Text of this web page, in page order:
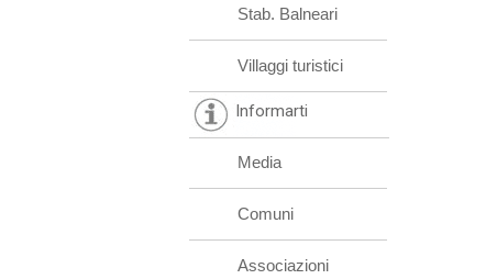
Stab. Balneari
Villaggi turistici
Informarti
Media
Comuni
Associazioni